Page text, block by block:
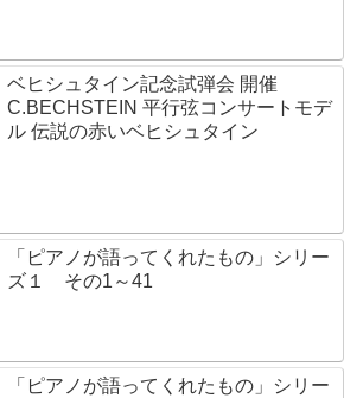
ベヒシュタイン記念試弾会 開催
C.BECHSTEIN 平行弦コンサートモデ
ル 伝説の赤いベヒシュタイン
「ピアノが語ってくれたもの」シリー
ズ１ その1～41
「ピアノが語ってくれたもの」シリー